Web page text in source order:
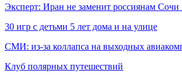
Эксперт: Иран не заменит россиянам
30 игр с детьми 5 лет дома и на улице
СМИ: из-за коллапса на выходных
Клуб полярных путешествий